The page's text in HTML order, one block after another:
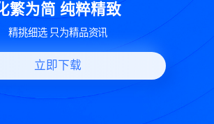
世界变化 热问一下
好问题好回答 多元视角看问题
立即下载